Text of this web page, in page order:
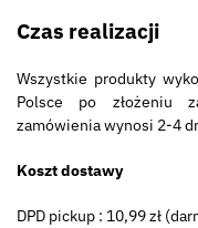
Czas realizacji
Wszystkie produkty
Polsce po złożeniu
zamówienia wynosi 2-4
Koszt dostawy
DPD pickup : 10,99 zł